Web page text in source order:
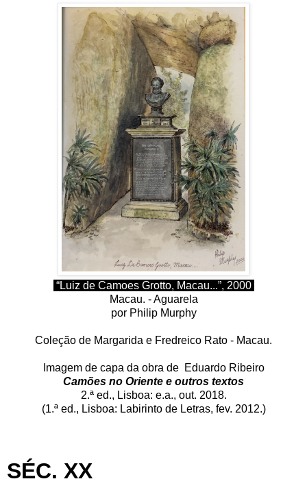
“Luiz de Camoes Grotto, Macau...”, 2000
Macau. - Aguarela
por Philip Murphy
Coleção de Margarida e Fredreico Rato - Macau.
Imagem de capa da obra de Eduardo Ribeiro
Camões no Oriente e outros textos
2.ª ed., Lisboa: e.a., out. 2018.
(1.ª ed., Lisboa: Labirinto de Letras, fev. 2012.)
SÉC. XX